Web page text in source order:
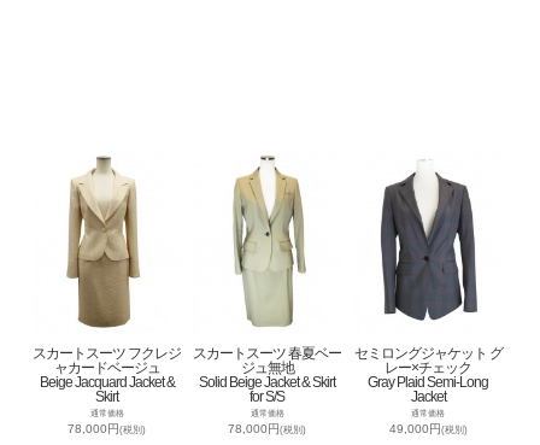
スカートスーツ フクレジ
ャカードベージュ
Beige Jacquard Jacket &
Skirt
通常価格
78,000円(税別)
スカートスーツ 春夏ベー
ジュ無地
Solid Beige Jacket & Skirt
for S/S
通常価格
78,000円(税別)
セミロングジャケット グ
レー×チェック
Gray Plaid Semi-Long
Jacket
通常価格
49,000円(税別)